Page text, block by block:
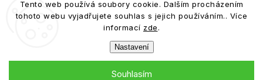
Tento web používá soubory cookie. Dalším procházením
tohoto webu vyjadřujete souhlas s jejich používáním.. Více
informací zde.
Nastavení
Souhlasím
Sportovní brýle
Kontaktní čočky
Roztoky a oční kapky